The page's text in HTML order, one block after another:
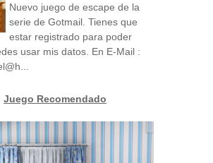
Nuevo juego de escape de la
serie de Gotmail. Tienes que
estar registrado para poder
usar mis datos. En E-Mail :
Juego Recomendado